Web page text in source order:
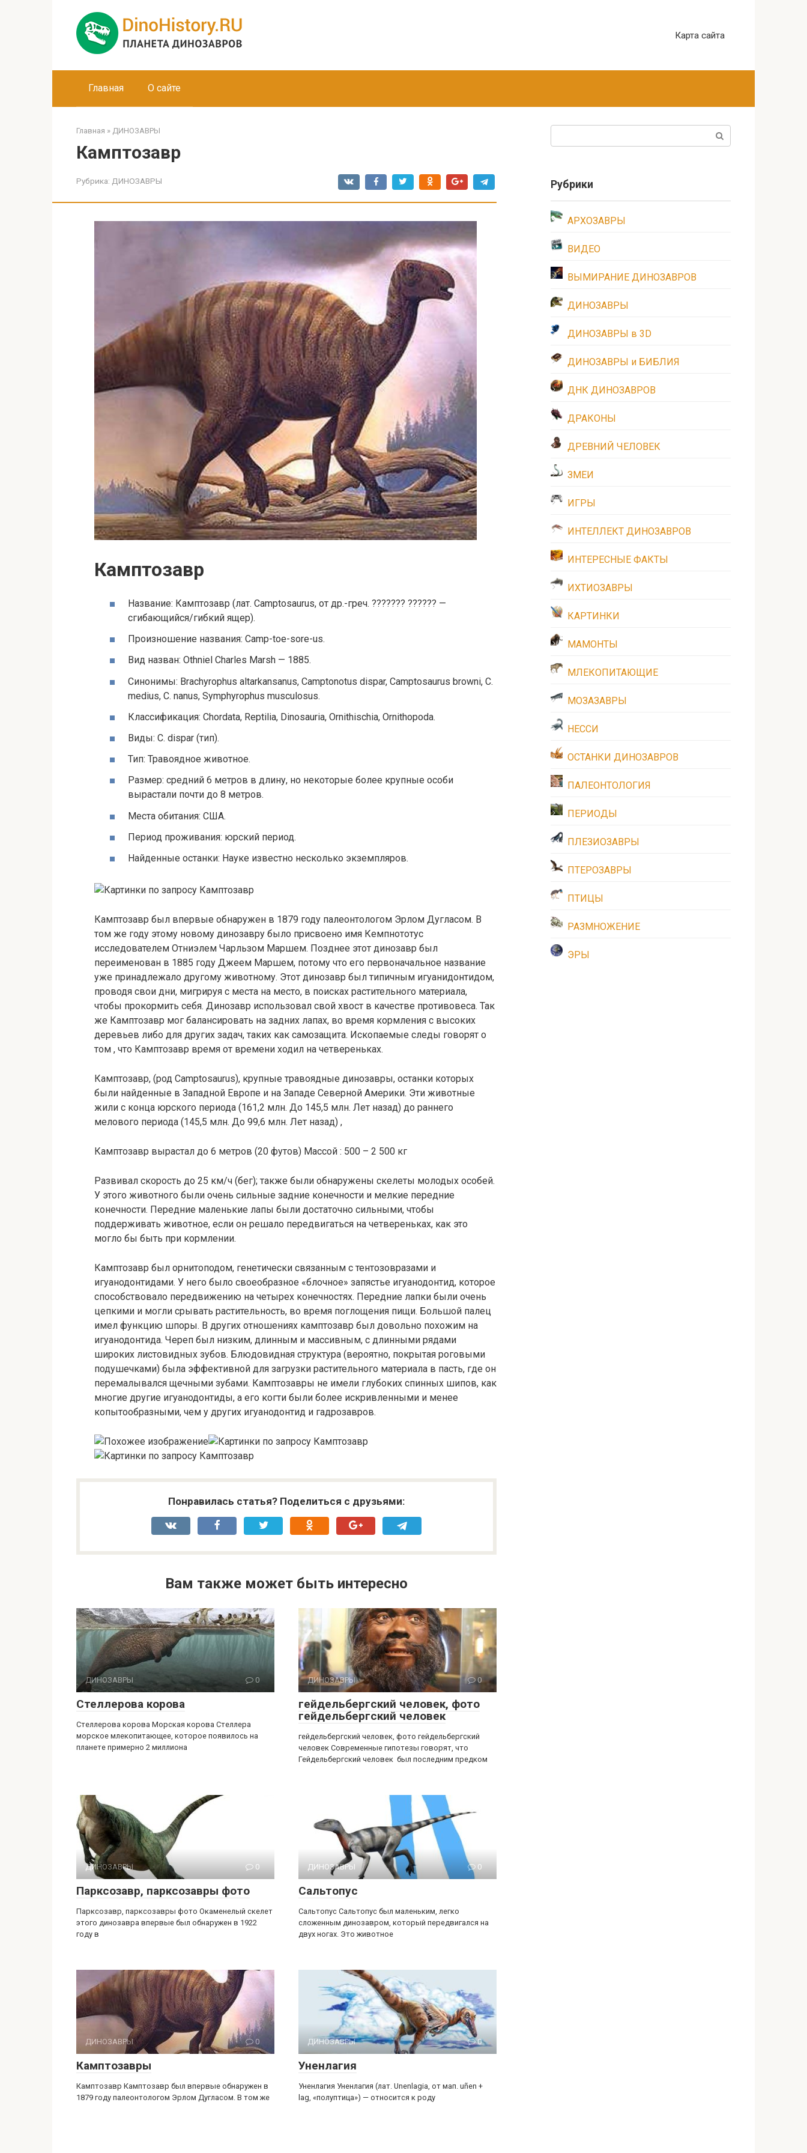
Карта сайта
Главная О сайте
Главная » ДИНОЗАВРЫ
Камптозавр
Рубрика: ДИНОЗАВРЫ
Камптозавр
Название: Камптозавр (лат. Camptosaurus, от др.-греч. ??????? ?????? —
сгибающийся/гибкий ящер).
Произношение названия: Camp-toe-sore-us.
Вид назван: Othniel Charles Marsh — 1885.
Синонимы: Brachyrophus altarkansanus, Camptonotus dispar, Camptosaurus browni, C.
medius, C. nanus, Symphyrophus musculosus.
Классификация: Chordata, Reptilia, Dinosauria, Ornithischia, Ornithopoda.
Виды: C. dispar (тип).
Тип: Травоядное животное.
Размер: средний 6 метров в длину, но некоторые более крупные особи
вырастали почти до 8 метров.
Места обитания: США.
Период проживания: юрский период.
Найденные останки: Науке известно несколько экземпляров.
Камптозавр был впервые обнаружен в 1879 году палеонтологом Эрлом Дугласом. В
том же году этому новому динозавру было присвоено имя Кемпнототус
исследователем Отниэлем Чарльзом Маршем. Позднее этот динозавр был
переименован в 1885 году Джеем Маршем, потому что его первоначальное название
уже принадлежало другому животному. Этот динозавр был типичным игуанидонтидом,
проводя свои дни, мигрируя с места на место, в поисках растительного материала,
чтобы прокормить себя. Динозавр использовал свой хвост в качестве противовеса. Так
же Камптозавр мог балансировать на задних лапах, во время кормления с высоких
деревьев либо для других задач, таких как самозащита. Ископаемые следы говорят о
том , что Камптозавр время от времени ходил на четвереньках.
Камптозавр, (род Camptosaurus), крупные травоядные динозавры, останки которых
были найденные в Западной Европе и на Западе Северной Америки. Эти животные
жили с конца юрского периода (161,2 млн. До 145,5 млн. Лет назад) до раннего
мелового периода (145,5 млн. До 99,6 млн. Лет назад) ,
Камптозавр вырастал до 6 метров (20 футов) Массой : 500 – 2 500 кг
Развивал скорость до 25 км/ч (бег); также были обнаружены скелеты молодых особей.
У этого животного были очень сильные задние конечности и мелкие передние
конечности. Передние маленькие лапы были достаточно сильными, чтобы
поддерживать животное, если он решало передвигаться на четвереньках, как это
могло бы быть при кормлении.
Камптозавр был орнитоподом, генетически связанным с тентозовразами и
игуанодонтидами. У него было своеобразное «блочное» запястье игуанодонтид, которое
способствовало передвижению на четырех конечностях. Передние лапки были очень
цепкими и могли срывать растительность, во время поглощения пищи. Большой палец
имел функцию шпоры. В других отношениях камптозавр был довольно похожим на
игуанодонтида. Череп был низким, длинным и массивным, с длинными рядами
широких листовидных зубов. Блюдовидная структура (вероятно, покрытая роговыми
подушечками) была эффективной для загрузки растительного материала в пасть, где он
перемалывался щечными зубами. Камптозавры не имели глубоких спинных шипов, как
многие другие игуанодонтиды, а его когти были более искривленными и менее
копытообразными, чем у других игуанодонтид и гадрозавров.
Понравилась статья? Поделиться с друзьями:
Вам также может быть интересно
ДИНОЗАВРЫ 0
Стеллерова корова
Стеллерова корова Морская корова Стеллера
морское млекопитающее, которое появилось на
планете примерно 2 миллиона
ДИНОЗАВРЫ 0
гейдельбергский человек, фото
гейдельбергский человек
гейдельбергский человек, фото гейдельбергский
человек Современные гипотезы говорят, что
Гейдельбергский человек был последним предком
ДИНОЗАВРЫ 0
Парксозавр, парксозавры фото
Парксозавр, парксозавры фото Окаменелый скелет
этого динозавра впервые был обнаружен в 1922
году в
ДИНОЗАВРЫ 0
Сальтопус
Сальтопус Сальтопус был маленьким, легко
сложенным динозавром, который передвигался на
двух ногах. Это животное
ДИНОЗАВРЫ 0
Камптозавры
Камптозавр Камптозавр был впервые обнаружен в
1879 году палеонтологом Эрлом Дугласом. В том же
ДИНОЗАВРЫ 0
Уненлагия
Уненлагия Уненлагия (лат. Unenlagia, от мап. uñen +
lag, «полуптица») — относится к роду
Рубрики
АРХОЗАВРЫ
ВИДЕО
ВЫМИРАНИЕ ДИНОЗАВРОВ
ДИНОЗАВРЫ
ДИНОЗАВРЫ в 3D
ДИНОЗАВРЫ и БИБЛИЯ
ДНК ДИНОЗАВРОВ
ДРАКОНЫ
ДРЕВНИЙ ЧЕЛОВЕК
ЗМЕИ
ИГРЫ
ИНТЕЛЛЕКТ ДИНОЗАВРОВ
ИНТЕРЕСНЫЕ ФАКТЫ
ИХТИОЗАВРЫ
КАРТИНКИ
МАМОНТЫ
МЛЕКОПИТАЮЩИЕ
МОЗАЗАВРЫ
НЕССИ
ОСТАНКИ ДИНОЗАВРОВ
ПАЛЕОНТОЛОГИЯ
ПЕРИОДЫ
ПЛЕЗИОЗАВРЫ
ПТЕРОЗАВРЫ
ПТИЦЫ
РАЗМНОЖЕНИЕ
ЭРЫ